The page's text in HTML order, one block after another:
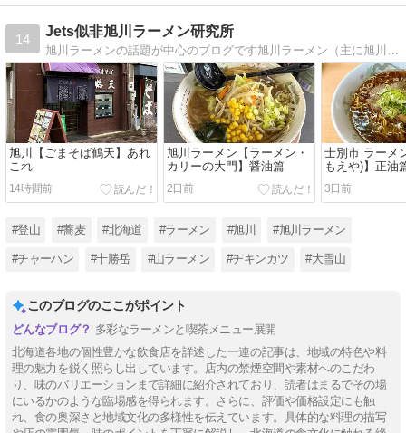
14
Jets似非旭川ラーメン研究所
旭川【ごまそば鶴天】あれ
これ
14時間前
旭川ラーメン【ラーメン・
カリーの大門】醤油篇
2日前
士別市 ラーメ
もえや)】正油
3日前
#登山 #蕎麦 #北海道 #ラーメン #旭川 #旭川ラーメン
#チャーハン #十勝岳 #山ラーメン #チキンカツ #大雪山
このブログのここがポイント
多彩なラーメンと喫茶メニュー展開
北海道各地の個性豊かな飲食店を詳述した一連の記事は、地域の特色や料
理の魅力を鋭く照らし出しています。店内の禁煙空間や素材へのこだわ
り、味のバリエーションまで詳細に紹介されており、読者はまるでその場
にいるかのような臨場感を得られます。さらに、評価や価格設定にも触
れ、食の奥深さと地域文化の多様性を伝えています。具体的な料理の描写